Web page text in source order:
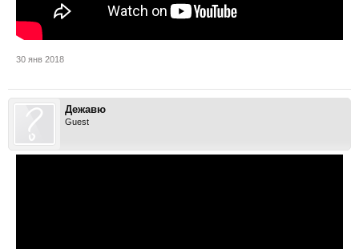
30 янв 2018
Дежавю
Guest